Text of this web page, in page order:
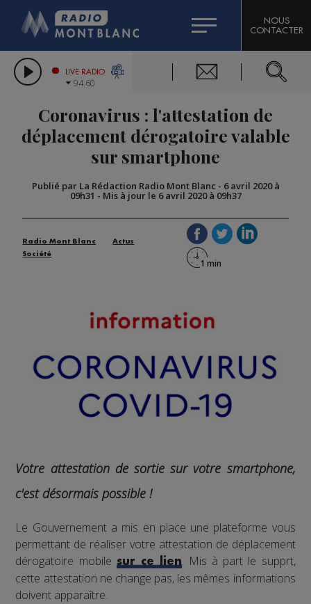
LES CHRONIQUES DE L'EXPERT
CITIZEN MACHINERY
GRAND MASSIF DOMAINES SKIABLES
BIGARD
COMPAGNIE DU MONT-BLANC
NOUS
CONTACTER
LIVE RADIO
94.60
Coronavirus : l'attestation de
déplacement dérogatoire valable
sur smartphone
Publié par La Rédaction Radio Mont Blanc - 6 avril 2020 à
09h31 - Mis à jour le 6 avril 2020 à 09h37
Radio Mont Blanc
Actus
Société
Votre attestation de sortie sur votre smartphone,
c'est désormais possible !
Le Gouvernement a mis en place une plateforme vous
permettant de réaliser votre attestation de déplacement
dérogatoire mobile sur ce lien. Mis à part le supprt,
cette attestation ne change pas, les mêmes informations
doivent apparaître.